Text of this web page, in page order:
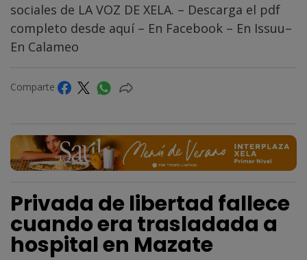
sociales de LA VOZ DE XELA. – Descarga el pdf
completo desde aquí – En Facebook – En Issuu–
En Calameo
Comparte
Privada de libertad fallece
cuando era trasladada a
hospital en Mazate